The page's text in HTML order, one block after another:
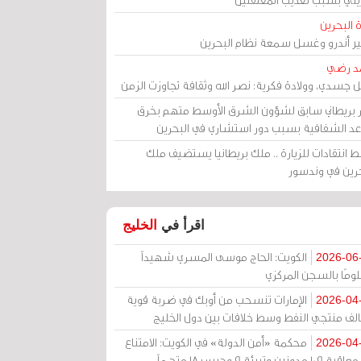
البحرين
أندرو وغسل سمعة نظام البحرين
رضي
جسدي، وولادة فكرية: نصر الله وثقافة تجاوزت الزمن
بريطاني سابق لشؤون الشرق الأوسط متهم بخرق
الشفافية بسبب دور استشاري في البحرين
انتقادات للزيارة .. ملك بريطانيا يستضيف ملك
في وندسور
اقرأ في الخليج
2026-
الكويت: الحاج موسى المسري شهيداً
بالسجن المركزي
2026-
الإمارات تنسحب من أوبك في ضربة قوية
منتجي النفط وسط خلافات بين دول الخليج
2026-
محكمة «أمن الدولة» في الكويت: الامتناع